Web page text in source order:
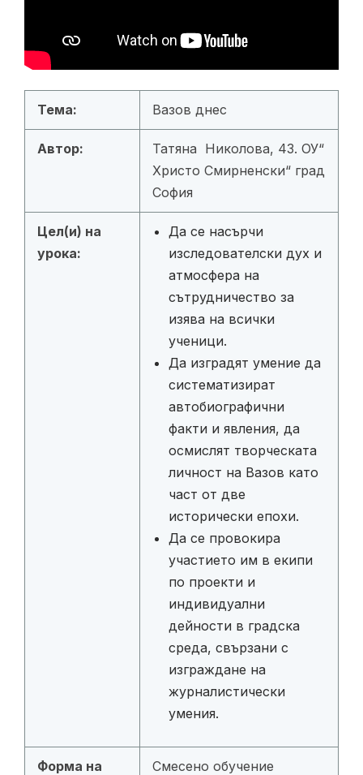
Тема: Вазов днес
Автор:
Татяна Николова, 43. ОУ“
Христо Смирненски“ град
София
Цел(и) на
урока:
Да се насърчи
изследователски дух и
атмосфера на
сътрудничество за
изява на всички
ученици.
Да изградят умение да
систематизират
автобиографични
факти и явления, да
осмислят творческата
личност на Вазов като
част от две
исторически епохи.
Да се провокира
участието им в екипи
по проекти и
индивидуални
дейности в градска
среда, свързани с
изграждане на
журналистически
умения.
Форма на
Смесено обучение